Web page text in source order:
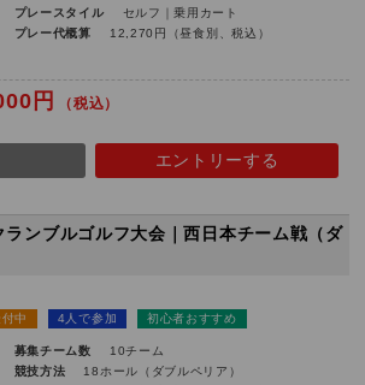
プレースタイル
セルフ｜乗用カート
プレー代概算
12,270円（昼食別、税込）
円 （税込）
エントリーする
ンブルゴルフ大会｜西日本チーム戦（ダ
中 4人で参加 初心者おすすめ
募集チーム数
10チーム
競技方法
18ホール（ダブルペリア）